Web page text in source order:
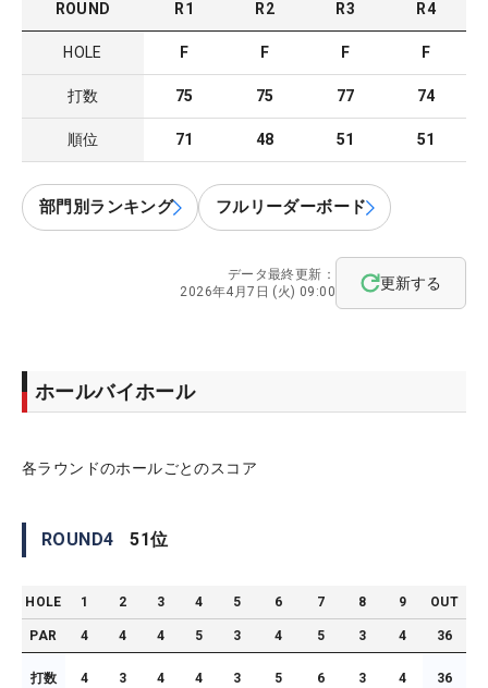
ROUND R1 R2 R3 R4
HOLE F F F F
打数 75 75 77 74
順位 71 48 51 51
部門別ランキング フルリーダーボード
データ最終更新：
2026年4月7日 (火) 09:00
更新する
ホールバイホール
各ラウンドのホールごとのスコア
ROUND4 51位
HOLE 1 2 3 4 5 6 7 8 9 OUT
PAR 4 4 4 5 3 4 5 3 4 36
打数 4 3 4 4 3 5 6 3 4 36